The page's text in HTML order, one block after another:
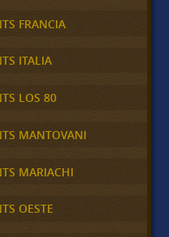
FRANCIA
ITALIA
LOS 80
MANTOVANI
MARIACHI
OESTE